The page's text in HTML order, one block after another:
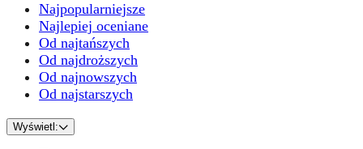
Najpopularniejsze
Najlepiej oceniane
Od najtańszych
Od najdroższych
Od najnowszych
Od najstarszych
Wyświetl: